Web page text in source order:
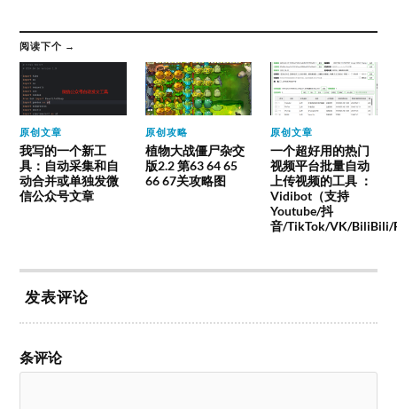
阅读下个 →
原创文章
我写的一个新工
具：自动采集和自
动合并或单独发微
信公众号文章
原创攻略
植物大战僵尸杂交
版2.2 第63 64 65
66 67关攻略图
原创文章
一个超好用的热门
视频平台批量自动
上传视频的工具 ：
Vidibot（支持
Youtube/抖
音/TikTok/VK/BiliBili/
发表评论
条评论